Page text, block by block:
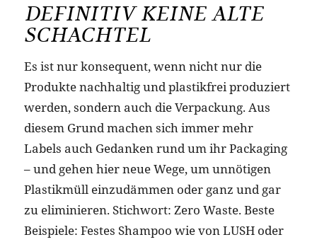
DEFINITIV KEINE ALTE
SCHACHTEL
Es ist nur konsequent, wenn nicht nur die
Produkte nachhaltig und plastikfrei produziert
werden, sondern auch die Verpackung. Aus
diesem Grund machen sich immer mehr
Labels auch Gedanken rund um ihr Packaging
– und gehen hier neue Wege, um unnötigen
Plastikmüll einzudämmen oder ganz und gar
zu eliminieren. Stichwort: Zero Waste. Beste
Beispiele: Festes Shampoo wie von LUSH oder